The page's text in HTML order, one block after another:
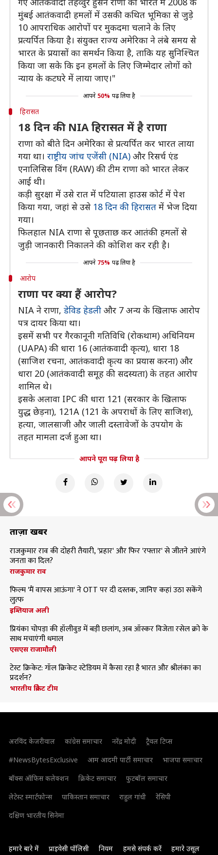
मुंबई आतंकवादी हमलों में उसकी कथित भूमिका से जुड़े
10 आपराधिक आरोपों पर मुकदमा चलाने के लिए
प्रत्यर्पित किया है। संयुक्त राज्य अमेरिका ने लंबे समय से
भारत के प्रयासों का समर्थन किया है, ताकि यह सुनिश्चित
किया जा सके कि इन हमलों के लिए जिम्मेदार लोगों को
न्याय के कटघरे में लाया जाए।"
आपने 50% पढ़ लिया है
हिरासत
18 दिन की NIA हिरासत में है राणा
राणा को बीते दिन अमेरिका से प्रत्यर्पित कर भारत लाया
गया था। राष्ट्रीय जांच एजेंसी (NIA) और रिसर्च एंड
एनालिसिस विंग (RAW) की टीम राणा को भारत लेकर
आई थी।
कड़ी सुरक्षा में उसे रात में पटियाला हाउस कोर्ट में पेश
किया गया, जहां से उसे 18 दिन की हिरासत में भेज दिया
गया।
फिलहाल NIA राणा से पूछताछ कर आतंकी हमलों से
जुड़ी जानकारी निकालने की कोशिश कर रही है।
आपने 75% पढ़ लिया है
आरोप
राणा पर क्या हैं आरोप?
NIA ने राणा, डेविड हेडली और 7 अन्य के खिलाफ आरोप
पत्र दायर किया था।
इसमें सभी पर गैरकानूनी गतिविधि (रोकथाम) अधिनियम
(UAPA) की धारा 16 (आतंकवादी कृत्य), धारा 18
(साजिश रचना, आतंकवादी कृत्य का प्रयास करना) और
धारा 20 (आतंकवादी समूह की सदस्यता) के तहत आरोप
शामिल थे।
इसके अलावा IPC की धारा 121 (सरकार के खिलाफ
युद्ध छेड़ना), 121A (121 के अपराधों के लिए साजिश),
हत्या, जालसाजी और जाली दस्तावेजों के उपयोग के
तहत मामला दर्ज हुआ था।
आपने पूरा पढ़ लिया है
ताज़ा खबरें
राजकुमार राव की दोहरी तैयारी, 'प्रहार' और फिर 'रफ्तार' से जीतने आएंगे
जनता का दिल?
राजकुमार राव
फिल्म 'मैं वापस आऊंगा' ने OTT पर दी दस्तक, जानिए कहां उठा सकेंगे
लुत्फ
इम्तियाज अली
प्रियंका चोपड़ा की हॉलीवुड में बड़ी छलांग, अब ऑस्कर विजेता रसेल क्रो के
साथ मचाएंगी धमाल
एसएस राजामौली
टेस्ट क्रिकेट: गॉल क्रिकेट स्टेडियम में कैसा रहा है भारत और श्रीलंका का
प्रदर्शन?
भारतीय क्रिकेट टीम
अरविंद केजरीवाल कांग्रेस समाचार नरेंद्र मोदी
ट्रैवल टिप्स
#NewsBytesExclusive
आम आदमी पार्टी समाचार
भाजपा समाचार
बॉक्स ऑफिस कलेक्शन
क्रिकेट समाचार
फुटबॉल समाचार
लेटेस्ट स्मार्टफोन्स
पाकिस्तान समाचार राहुल गांधी
रेसिपी
दक्षिण भारतीय सिनेमा
हमारे बारे में प्राइवेसी पॉलिसी नियम हमसे संपर्क करें हमारे उसूल